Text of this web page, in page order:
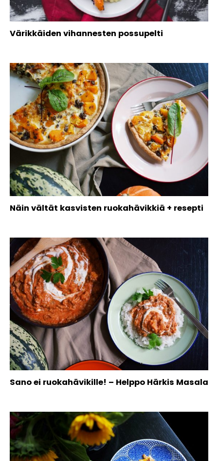
Värikkäiden vihannesten possupelti
Näin vältät kasvisten ruokahävikkiä + resepti
Sano ei ruokahävikille! – Helppo Härkis Masala